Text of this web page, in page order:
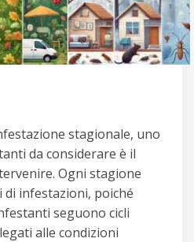
stagionale, uno
da considerare è il
Ogni stagione
di infestazioni, poiché
seguono cicli
alle condizioni